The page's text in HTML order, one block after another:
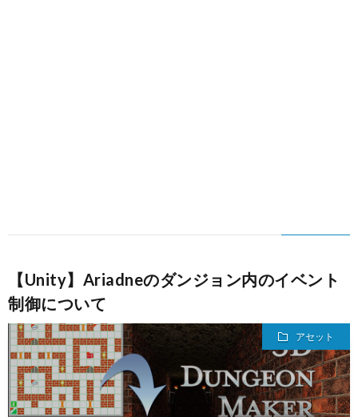
【Unity】Ariadneのダンジョン内のイベント
制御について
アセット